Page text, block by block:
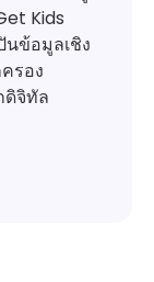
Kids
ข้อมูลเชิง
รอง
ดิจิทัล